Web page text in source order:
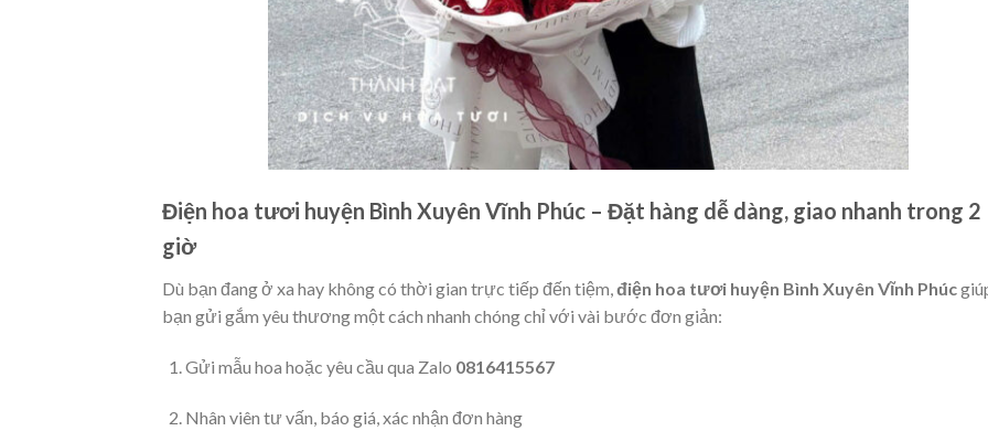
Điện hoa tươi huyện Bình Xuyên Vĩnh Phúc – Đặt hàng dễ dàng, giao nhanh trong 2
giờ
Dù bạn đang ở xa hay không có thời gian trực tiếp đến tiệm,điện hoa tươi huyện Bình Xuyên Vĩnh Phúc
bạn gửi gắm yêu thương một cách nhanh chóng chỉ với vài bước đơn giản:
Gửi mẫu hoa hoặc yêu cầu qua Zalo 0816415567
Nhân viên tư vấn, báo giá, xác nhận đơn hàng